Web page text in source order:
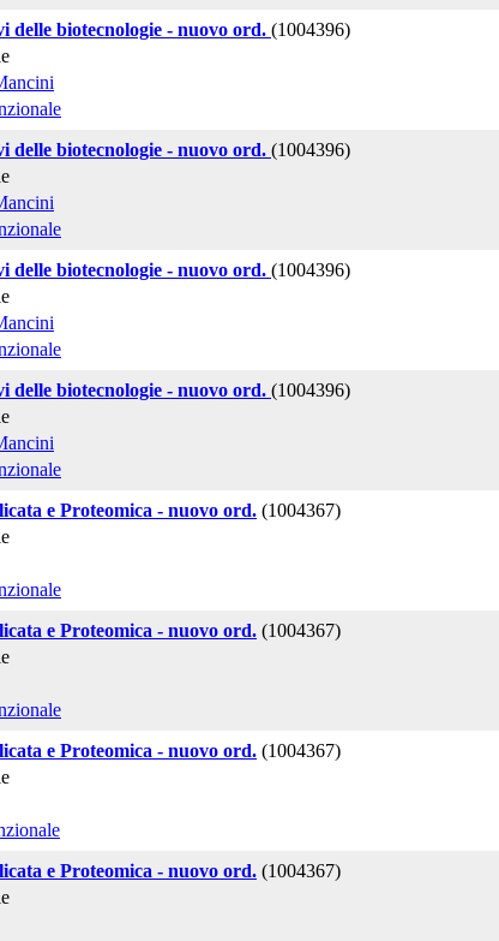
delle biotecnologie - nuovo ord. (1004396)
delle biotecnologie - nuovo ord. (1004396)
delle biotecnologie - nuovo ord. (1004396)
delle biotecnologie - nuovo ord. (1004396)
e Proteomica - nuovo ord. (1004367)
e Proteomica - nuovo ord. (1004367)
e Proteomica - nuovo ord. (1004367)
e Proteomica - nuovo ord. (1004367)